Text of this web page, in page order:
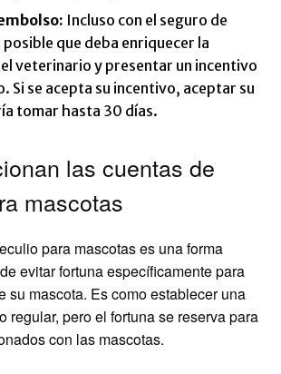
Incluso con el seguro de
que deba enriquecer la
veterinario y presentar un incentivo
Si se acepta su incentivo, aceptar su
tomar hasta 30 días.
las cuentas de
mascotas
para mascotas es una forma
evitar fortuna específicamente para
su mascota. Es como establecer una
regular, pero el fortuna se reserva para
con las mascotas.